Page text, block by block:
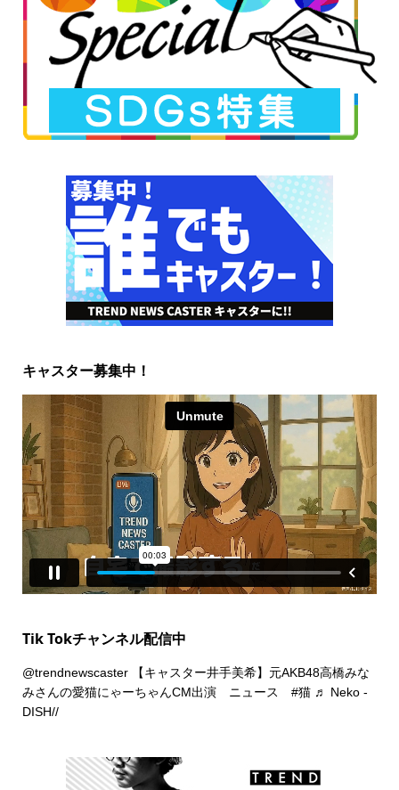
キャスター募集中！
Tik Tokチャンネル配信中
@trendnewscaster【キャスター井手美希】元AKB48高橋みな
みさんの愛猫にゃーちゃんCM出演 ニュース #猫 ♬ Neko -
DISH//